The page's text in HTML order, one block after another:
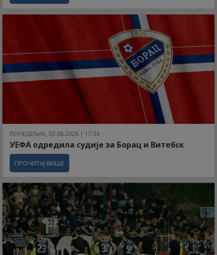
ПОНЕДЕЉАК, 03.08.2026 | 17:38
УЕФА одредила судије за Борац и Витебск
ПРОЧИТАЈ ВИШЕ